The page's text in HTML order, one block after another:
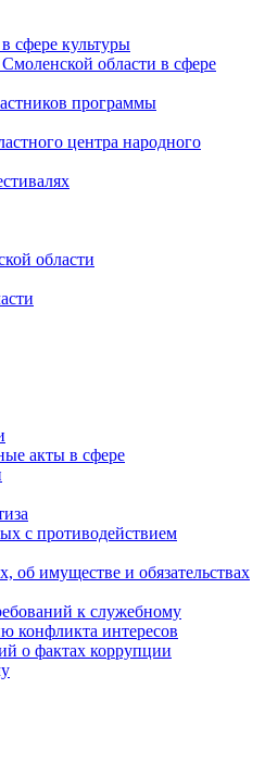
сфере культуры
области в сфере
программы
центра народного
области
акты в сфере
с противодействием
об имуществе и обязательствах
к служебному
конфликта интересов
о фактах коррупции